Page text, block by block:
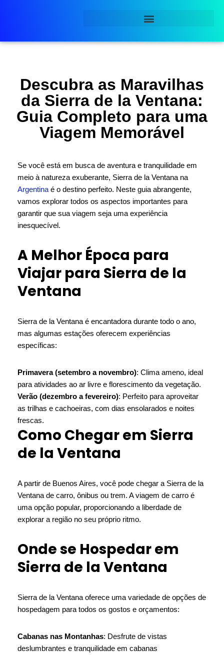
Descubra as Maravilhas
da Sierra de la Ventana:
Guia Completo para uma
Viagem Memorável
Se você está em busca de aventura e tranquilidade em
meio à natureza exuberante, Sierra de la Ventana na
Argentina é o destino perfeito. Neste guia abrangente,
vamos explorar todos os aspectos importantes para
garantir que sua viagem seja uma experiência
inesquecível.
A Melhor Época para
Viajar para Sierra de la
Ventana
Sierra de la Ventana é encantadora durante todo o ano,
mas algumas estações oferecem experiências
específicas:
Primavera (setembro a novembro): Clima ameno, ideal
para atividades ao ar livre e florescimento da vegetação.
Verão (dezembro a fevereiro): Perfeito para aproveitar
as trilhas e cachoeiras, com dias ensolarados e noites
frescas.
Como Chegar em Sierra
de la Ventana
A partir de Buenos Aires, você pode chegar a Sierra de la
Ventana de carro, ônibus ou trem. A viagem de carro é
uma opção popular, proporcionando a liberdade de
explorar a região no seu próprio ritmo.
Onde se Hospedar em
Sierra de la Ventana
Sierra de la Ventana oferece uma variedade de opções de
hospedagem para todos os gostos e orçamentos:
Cabanas nas Montanhas: Desfrute de vistas
deslumbrantes e tranquilidade em cabanas